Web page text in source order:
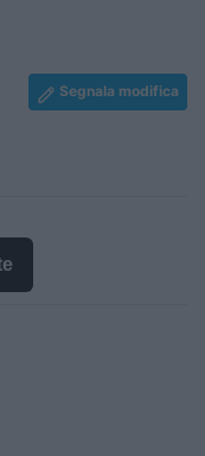
Segnala modifica